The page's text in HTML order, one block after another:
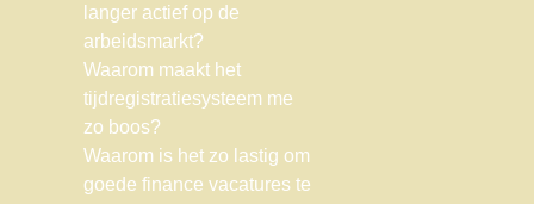
langer actief op de
arbeidsmarkt?
Waarom maakt het
tijdregistratiesysteem me
zo boos?
Waarom is het zo lastig om
goede finance vacatures te